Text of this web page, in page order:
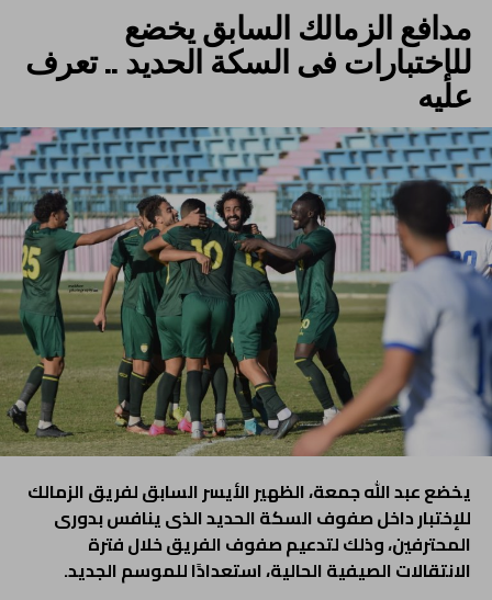
مدافع الزمالك السابق يخضع
للإختبارات فى السكة الحديد .. تعرف
عليه
يخضع عبد الله جمعة، الظهير الأيسر السابق لفريق الزمالك
للإختبار داخل صفوف السكة الحديد الذى ينافس بدورى
المحترفين، وذلك لتدعيم صفوف الفريق خلال فترة
الانتقالات الصيفية الحالية، استعدادًا للموسم الجديد.